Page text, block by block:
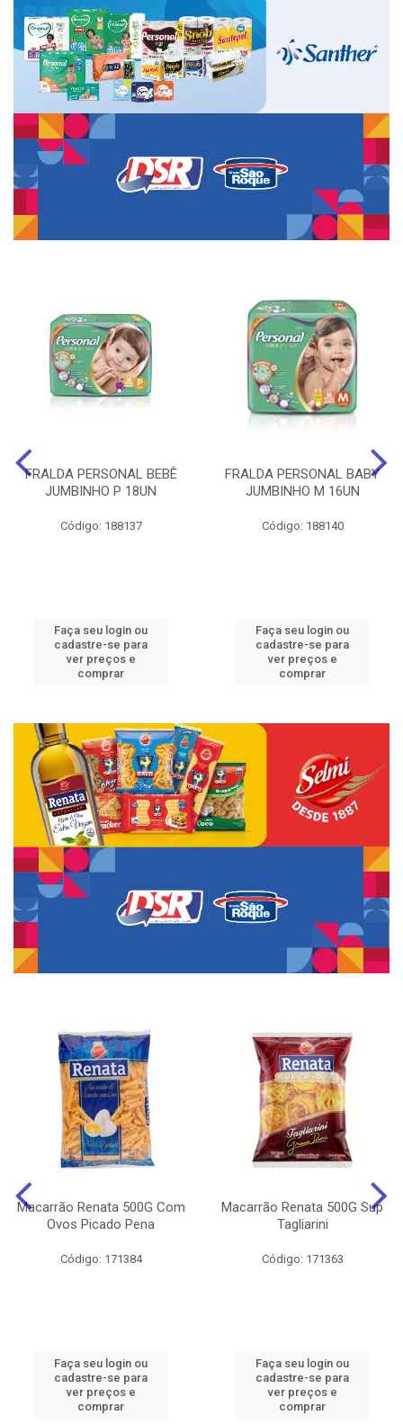
FRALDA PERSONAL BEBÊ
JUMBINHO P 18UN
Código: 188137
Faça seu login ou
cadastre-se para
ver preços e
comprar
FRALDA PERSONAL BABY
JUMBINHO M 16UN
Código: 188140
Faça seu login ou
cadastre-se para
ver preços e
comprar
Macarrão Renata 500G Com
Ovos Picado Pena
Código: 171384
Faça seu login ou
cadastre-se para
ver preços e
comprar
Macarrão Renata 500G Sup
Tagliarini
Código: 171363
Faça seu login ou
cadastre-se para
ver preços e
comprar